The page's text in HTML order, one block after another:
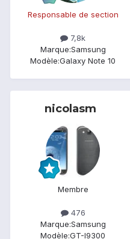
Responsable de section
7,8k
Marque:Samsung
Modèle:Galaxy Note 10
nicolasm
Membre
476
Marque:Samsung
Modèle:GT-I9300